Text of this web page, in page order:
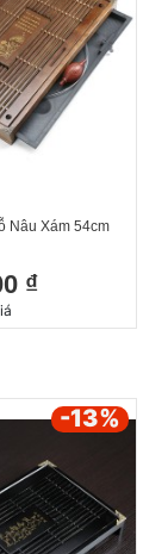
Nâu Xám 54cm
₫
-13%